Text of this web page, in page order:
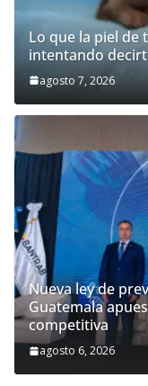
Lo que la piel de
intentando
agosto 7, 2026
Nueva ley de
Guatemala
competitiva
agosto 6, 2026